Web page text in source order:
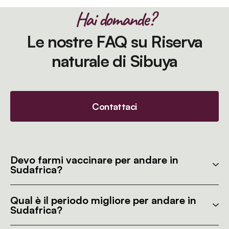
Hai domande?
Le nostre FAQ su Riserva
naturale di Sibuya
Contattaci
Devo farmi vaccinare per andare in
Sudafrica?
Qual è il periodo migliore per andare in
Sudafrica?